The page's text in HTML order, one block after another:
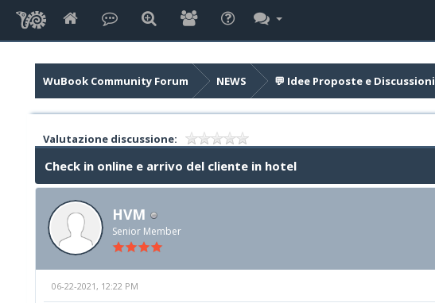
WuBook Community Forum NEWS 💬 Idee Proposte e Discussioni
Valutazione discussione:
Check in online e arrivo del cliente in hotel
HVM
Senior Member
06-22-2021, 12:22 PM